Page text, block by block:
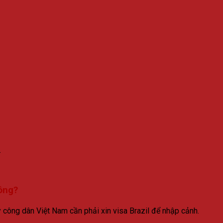
dân Việt Nam cần phải xin visa Brazil để nhập cảnh.